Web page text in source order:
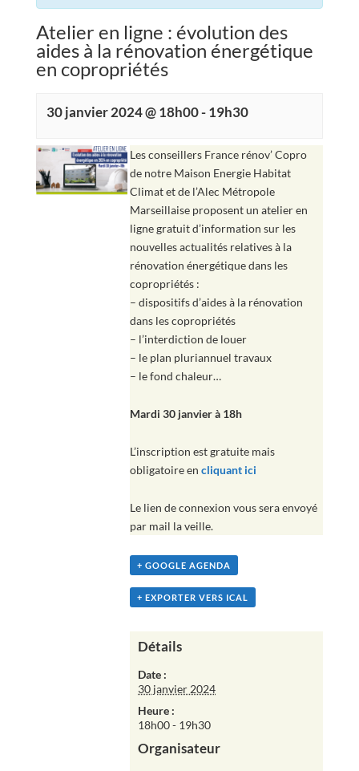
Atelier en ligne : évolution des
aides à la rénovation énergétique
en copropriétés
30 janvier 2024 @ 18h00-19h30
Les conseillers France rénov’ Copro
de notre Maison Energie Habitat
Climat et de l’Alec Métropole
Marseillaise proposent un atelier en
ligne gratuit d’information sur les
nouvelles actualités relatives à la
rénovation énergétique dans les
copropriétés :
– dispositifs d’aides à la rénovation
dans les copropriétés
– l’interdiction de louer
– le plan pluriannuel travaux
– le fond chaleur…
Mardi 30 janvier à 18h
L’inscription est gratuite mais
obligatoire encliquant ici
Le lien de connexion vous sera envoyé
par mail la veille.
+ GOOGLE AGENDA
+ EXPORTER VERS ICAL
Détails
Date :
30 janvier 2024
Heure :
18h00 - 19h30
Organisateur